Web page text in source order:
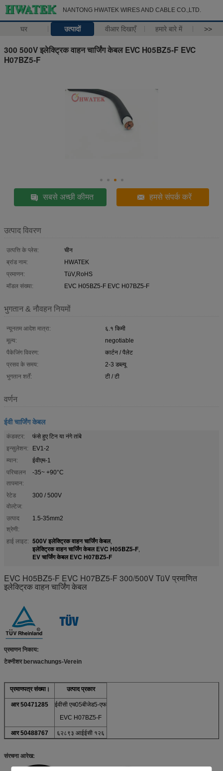
NANTONG HWATEK WIRES AND CABLE CO.,LTD.
घर उत्पादों वीआर दिखाएँ हमारे बारे में >>
300 500V इलेक्ट्रिक वाहन चार्जिंग केबल EVC H05BZ5-F EVC
H07BZ5-F
सबसे अच्छी कीमत हमसे संपर्क करें
उत्पाद विवरण
उत्पत्ति के प्लेस:
चीन
ब्रांड नाम:
HWATEK
प्रमाणन:
TüV,RoHS
मॉडल संख्या:
EVC H05BZ5-F EVC H07BZ5-F
भुगतान & नौवहन नियमों
न्यूनतम आदेश मात्रा:
६.१ किमी
मूल्य:
negotiable
पैकेजिंग विवरण:
कार्टन / पैलेट
प्रसव के समय:
2-3 डब्ल्यू
भुगतान शर्तें:
टी / टी
वर्णन
ईवी चार्जिंग केबल
कंडक्टर:
फंसे हुए टिन या नंगे तांबे
इन्सुलेशन:
EV1-2
म्यान:
ईवीएम-1
परिचालन
तापमान:
-35~ +90°C
रेटेड
वोल्टेज:
300 / 500V
उत्पाद
श्रेणी:
1.5-35mm2
हाई लाइट: 500V इलेक्ट्रिक वाहन चार्जिंग केबल,
इलेक्ट्रिक वाहन चार्जिंग केबल EVC H05BZ5-F,
EV चार्जिंग केबल EVC H07BZ5-F
EVC H05BZ5-F EVC H07BZ5-F 300/500V TüV प्रमाणित
इलेक्ट्रिक वाहन चार्जिंग केबल
प्रमाणन निकाय:
टेक्नीशर berwachungs-Verein
प्रमाणपत्र संख्या। उत्पाद प्रकार
आर 50471285
ईवीसी एच05बीजेड5-एफ
EVC H07BZ5-F
आर 50488767 ६२८९३ आईईसी १२६
संरचना आरेख: